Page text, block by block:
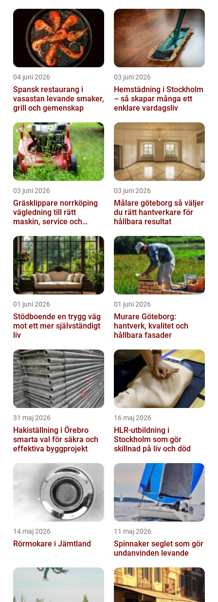
04 juni 2026
Spansk restaurang i
vasastan levande smaker,
grill och gemenskap
03 juni 2026
Hemstädning i Stockholm
– så skapar många ett
enklare vardagsliv
03 juni 2026
Gräsklippare norrköping
vägledning till rätt
maskin, service och
03 juni 2026
Målare göteborg så väljer
du rätt hantverkare för
hållbara resultat
01 juni 2026
Stödboende en trygg väg
mot ett mer självständigt
liv
01 juni 2026
Murare Göteborg:
hantverk, kvalitet och
hållbara fasader
31 maj 2026
Hakiställning i Örebro
smarta val för säkra och
effektiva byggprojekt
16 maj 2026
HLR-utbildning i
Stockholm som gör
skillnad på liv och död
14 maj 2026
Rörmokare i Jämtland
11 maj 2026
Spinnaker seglet som gör
undanvinden levande